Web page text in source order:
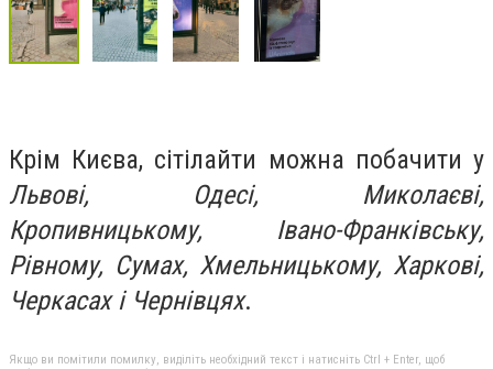
Крім Києва, сітілайти можна побачити у
Львові, Одесі, Миколаєві,
Кропивницькому, Івано-Франківську,
Рівному, Сумах, Хмельницькому, Харкові,
Черкасах і Чернівцях.
Якщо ви помітили помилку, виділіть необхідний текст і натисніть Ctrl + Enter, щоб